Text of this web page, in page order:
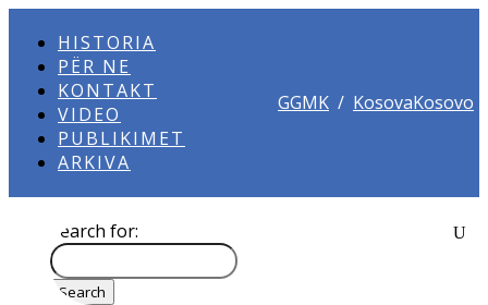
HISTORIA
PËR NE
KONTAKT
VIDEO
PUBLIKIMET
ARKIVA
GGMK / KosovaKosovo
Search for: